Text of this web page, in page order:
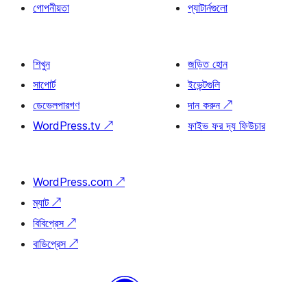
গোপনীয়তা
প্যাটার্নগুলো
শিখুন
সাপোর্ট
ডেভেলপারগণ
WordPress.tv ↗
জড়িত হোন
ইভেন্টগুলি
দান করুন ↗
ফাইভ ফর দ্য ফিউচার
WordPress.com ↗
ম্যাট ↗
বিবিপ্রেস ↗
বাডিপ্রেস ↗